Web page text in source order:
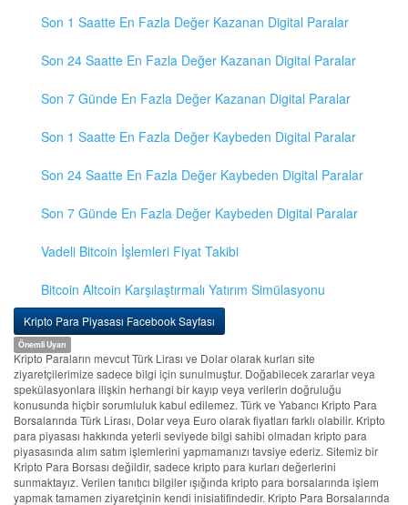
Son 1 Saatte En Fazla Değer Kazanan Digital Paralar
Son 24 Saatte En Fazla Değer Kazanan Digital Paralar
Son 7 Günde En Fazla Değer Kazanan Digital Paralar
Son 1 Saatte En Fazla Değer Kaybeden Digital Paralar
Son 24 Saatte En Fazla Değer Kaybeden Digital Paralar
Son 7 Günde En Fazla Değer Kaybeden Digital Paralar
Vadeli Bitcoin İşlemleri Fiyat Takibi
Bitcoin Altcoin Karşılaştırmalı Yatırım Simülasyonu
Kripto Para Piyasası Facebook Sayfası
Önemli Uyarı
Kripto Paraların mevcut Türk Lirası ve Dolar olarak kurları site
ziyaretçilerimize sadece bilgi için sunulmuştur. Doğabilecek zararlar veya
spekülasyonlara ilişkin herhangi bir kayıp veya verilerin doğruluğu
konusunda hiçbir sorumluluk kabul edilemez. Türk ve Yabancı Kripto Para
Borsalarında Türk Lirası, Dolar veya Euro olarak fiyatları farklı olabilir. Kripto
para piyasası hakkında yeterli seviyede bilgi sahibi olmadan kripto para
piyasasında alım satım işlemlerini yapmamanızı tavsiye ederiz. Sitemiz bir
Kripto Para Borsası değildir, sadece kripto para kurları değerlerini
sunmaktayız. Verilen tanıtıcı bilgiler ışığında kripto para borsalarında işlem
yapmak tamamen ziyaretçinin kendi inisiatifindedir. Kripto Para Borsalarında